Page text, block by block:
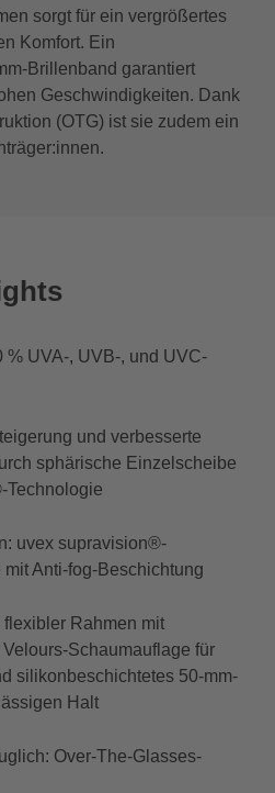
sorgt für ein vergrößertes
Komfort. Ein
Brillenband garantiert
Geschwindigkeiten. Dank
(OTG) ist sie zudem ein
% UVA-, UVB-, und UVC-
und verbesserte
sphärische Einzelscheibe
Technologie
uvex supravision®-
Anti-fog-Beschichtung
Rahmen mit
Schaumauflage für
silikonbeschichtetes 50-mm-
Halt
Over-The-Glasses-